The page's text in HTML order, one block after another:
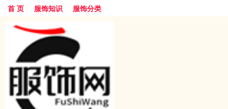
首 页 服饰知识 服饰分类